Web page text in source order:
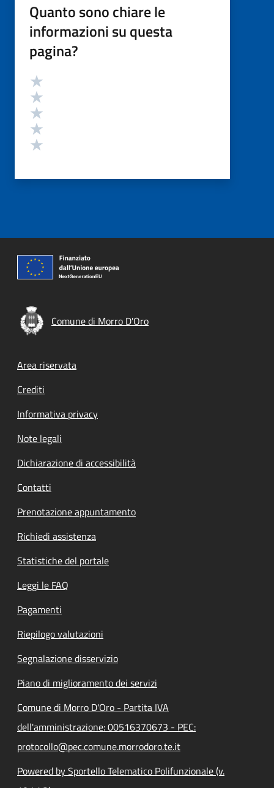
Quanto sono chiare le
informazioni su questa
pagina?
Valutazione
Comune di Morro D'Oro
Footer menu
Area riservata
Crediti
Informativa privacy
Note legali
Dichiarazione di accessibilità
Contatti
Prenotazione appuntamento
Richiedi assistenza
Statistiche del portale
Leggi le FAQ
Pagamenti
Riepilogo valutazioni
Segnalazione disservizio
Piano di miglioramento dei servizi
Comune di Morro D'Oro - Partita IVA
dell'amministrazione: 00516370673 - PEC:
protocollo@pec.comune.morrodoro.te.it
Powered by Sportello Telematico Polifunzionale (v.